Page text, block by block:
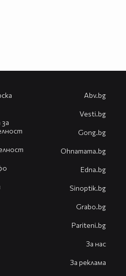
Abv.bg
Vesti.bg
Gong.bg
Оhnamama.bg
Edna.bg
Sinoptik.bg
Grabo.bg
Pariteni.bg
За нас
За реклама